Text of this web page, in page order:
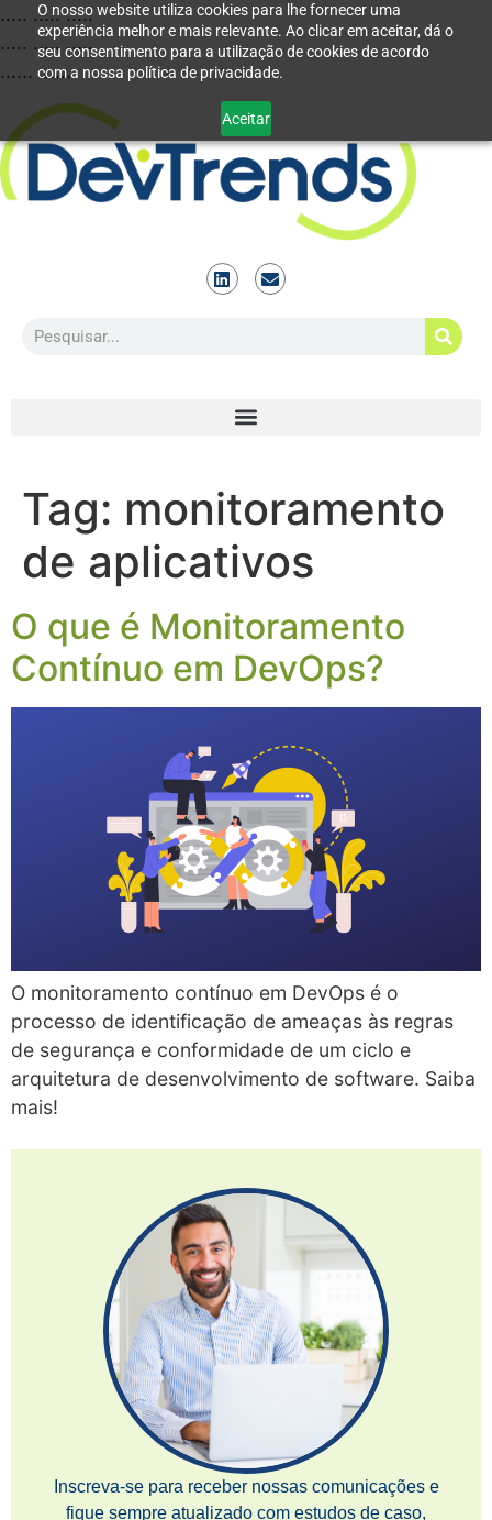
O nosso website utiliza cookies para lhe fornecer uma
experiência melhor e mais relevante. Ao clicar em aceitar, dá o
seu consentimento para a utilização de cookies de acordo
com a nossa política de privacidade.
Aceitar
..... ..... .....
..... ..... .....
...... ......
Tag: monitoramento
de aplicativos
O que é Monitoramento
Contínuo em DevOps?
O monitoramento contínuo em DevOps é o
processo de identificação de ameaças às regras
de segurança e conformidade de um ciclo e
arquitetura de desenvolvimento de software. Saiba
mais!
Inscreva-se para receber nossas comunicações e
fique sempre atualizado com estudos de caso,